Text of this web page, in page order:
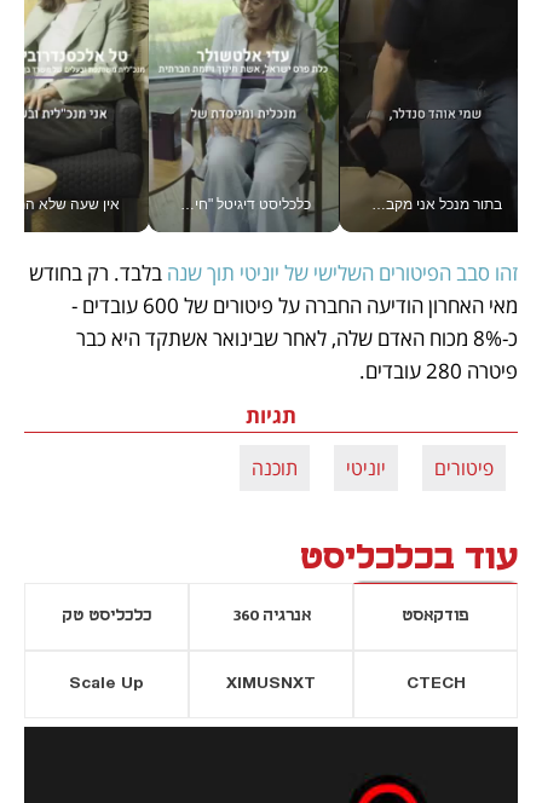
בתור מנכל אני מקבל מאות החלטות ביום, וה- Galaxy Z Fold8 Ultra עוזר לי לחתוך אותן מהר יותר_v כלכליסט דיגיטל "חינוך הוא המשימה של החיים שלי"_v
זהו סבב הפיטורים השלישי של יוניטי תוך שנה
פיטרה 280 עובדים.
תגיות
פיטורים יוניטי תוכנה
עוד בכלכליסט
פודקאסט אנרגיה 360 כלכליסט טק
CTECH
XIMUSNXT
Scale Up
נפתח בכרטיסייה חדשה חדשה